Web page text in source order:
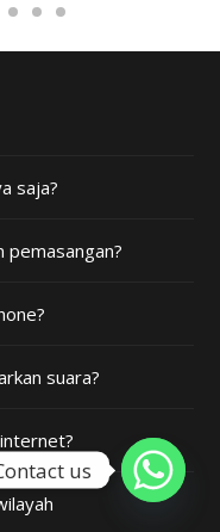
saja?
pemasangan?
suara?
us